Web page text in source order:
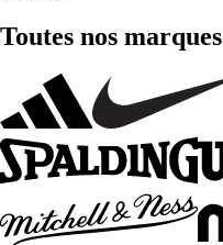
Toutes nos marques